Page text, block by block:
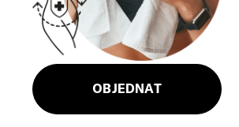
OBJEDNAT